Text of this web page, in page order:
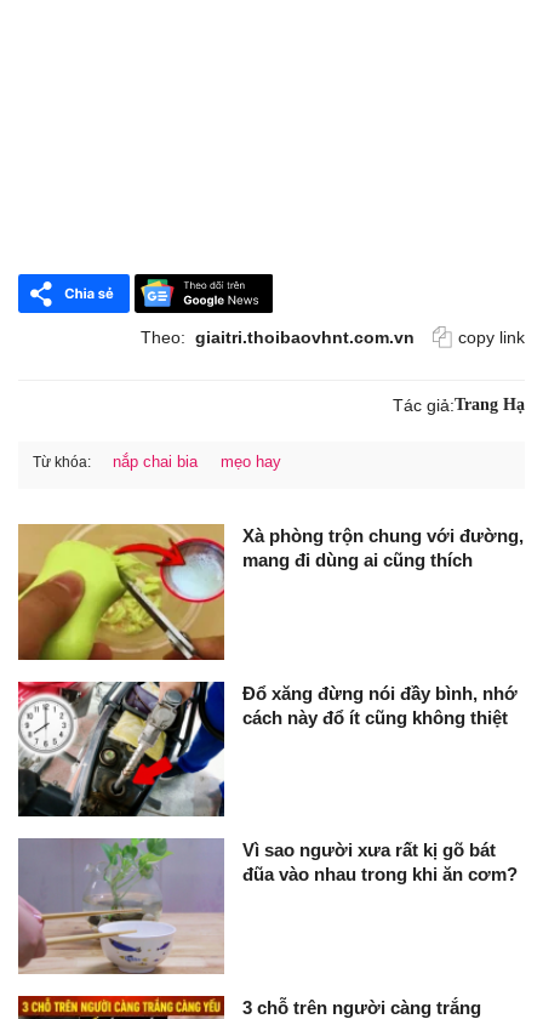
Theo: giaitri.thoibaovhnt.com.vn copy link
Tác giả:Trang Hạ
Từ khóa: nắp chai bia mẹo hay
Xà phòng trộn chung với đường,
mang đi dùng ai cũng thích
Đổ xăng đừng nói đầy bình, nhớ
cách này đổ ít cũng không thiệt
Vì sao người xưa rất kị gõ bát
đũa vào nhau trong khi ăn cơm?
3 chỗ trên người càng trắng